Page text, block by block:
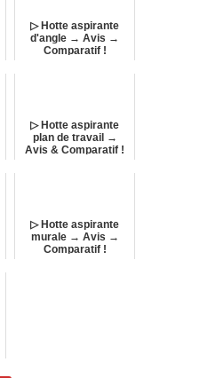
▷ Hotte aspirante
d'angle → Avis →
Comparatif !
▷ Hotte aspirante
plan de travail →
Avis & Comparatif !
▷ Hotte aspirante
murale → Avis →
Comparatif !